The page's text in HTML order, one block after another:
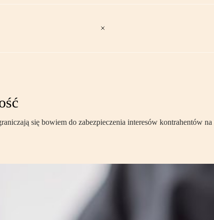
się bowiem do zabezpieczenia interesów kontrahentów